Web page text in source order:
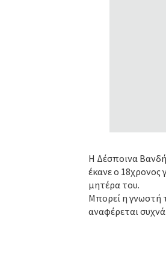
Η Δέσποινα
έκανε ο 18χρονος
μητέρα του.
Μπορεί η γνωστή
αναφέρεται